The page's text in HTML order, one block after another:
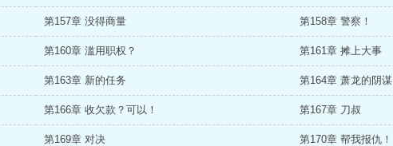
第157章 没得商量 第158章 警察！
第160章 滥用职权？ 第161章 摊上大事
第163章 新的任务 第164章 萧龙的阴谋
第166章 收欠款？可以！ 第167章 刀叔
第169章 对决 第170章 帮我报仇！